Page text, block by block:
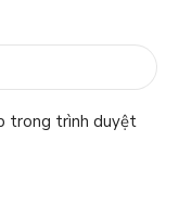
trong trình duyệt